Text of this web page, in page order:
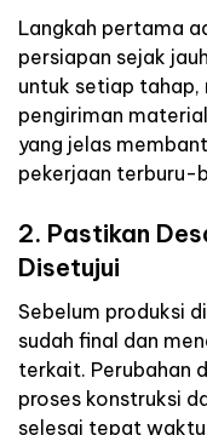
Langkah pertama
persiapan sejak
untuk setiap tahap,
pengiriman
yang jelas
pekerjaan terburu-
2. Pastikan
Disetujui
Sebelum produksi
sudah final dan
terkait. Perubahan
proses konstruksi
selesai tepat